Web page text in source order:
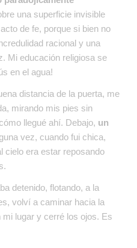
una superficie invisible
de fe, porque si bien no
racional y una
Mi educación religiosa se
en el agua!
distancia de la puerta, me
mirando mis pies sin
llegué ahí. Debajo, un
vez, cuando fui chica,
cielo era estar reposando
detenido, flotando, a la
volví a caminar hacia la
lugar y cerré los ojos. Es